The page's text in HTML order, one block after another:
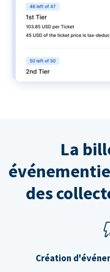
La
des
Création